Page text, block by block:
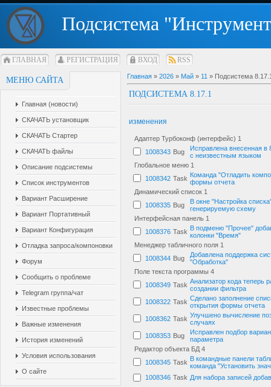
Подсистема
ГЛАВНАЯ РЕГИСТРАЦИЯ ВХОД RSS
МЕНЮ САЙТА
Главная (новости)
СКАЧАТЬ установщик
СКАЧАТЬ Стартер
СКАЧАТЬ файлы
Описание подсистемы
Список инструментов
Вариант Расширение
Вариант Портативный
Вариант Конфигурация
Отладка запроса/компоновки
Форум
Сообщить о проблеме
Telegram группа/чат
Известные проблемы
Важные изменения
История изменений
Условия использования
О сайте
Главная » 2026 » Май » 11 » Подсистема
ПОДСИСТЕМА 8.17.1
изменения
Адаптер Турбоконф (интерфейс) 1
1008343 Bug
Исправлена внесенная в
с неизвестным языком
Глобальное меню 1
1008342 Task Команда "Отладить
формы отчета
Динамический список 1
1008335 Bug
В окне "Настройка
генерируемую схему
Интерфейсная панель 1
1008376 Task В подменю "Прочее"
колонки "Время"
Менеджер табличного поля 1
1008344 Bug
Добавлена поддержка
"Обработка"
Поле текста программы 4
1008349 Task Анализатор кода теперь
создании фильтра
1008322 Task Сделано заполнение
открытия формы отчета
1008362 Task Улучшено вычисление
случаях
1008353 Bug
Исправлен подбор
параметра
Редактор объекта БД 4
1008345 Task В командные панели
команда "Установить
1008346 Task Для набора записей